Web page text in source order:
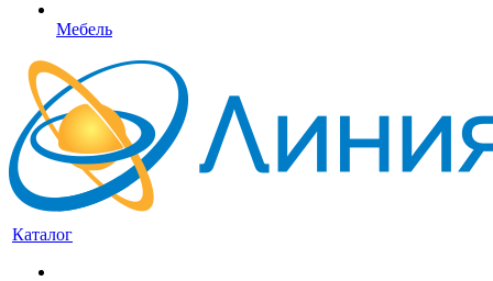
Мебель
Каталог